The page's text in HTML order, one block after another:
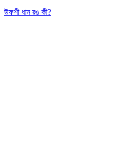
উফশী ধান রঙ কী?